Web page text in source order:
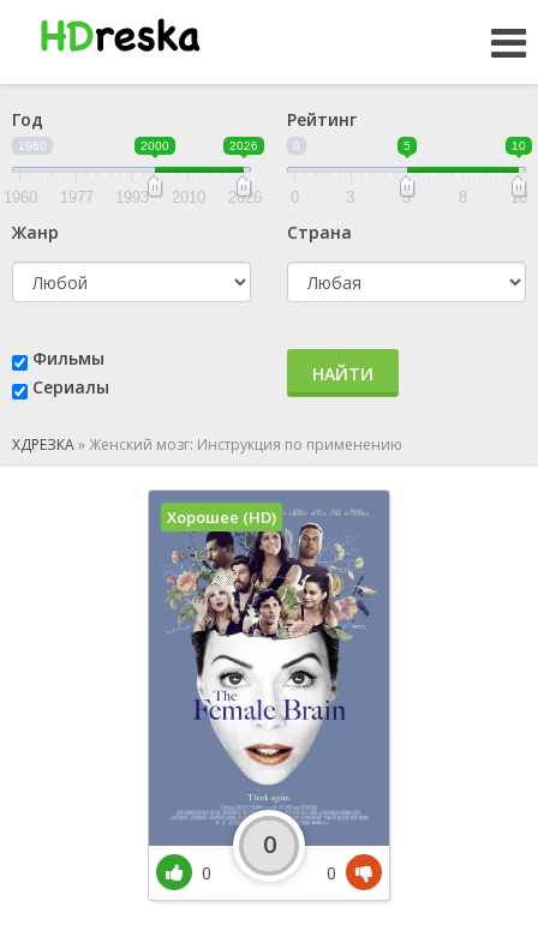
Год
1960 2000 2026
1960 1977 1993 2010 2026
Рейтинг
0 5 10
0 3 5 8 10
Жанр Страна
Фильмы
Сериалы
НАЙТИ
ХДРЕЗКА»Женский мозг: Инструкция по применению
Хорошее (HD)
0
0
0